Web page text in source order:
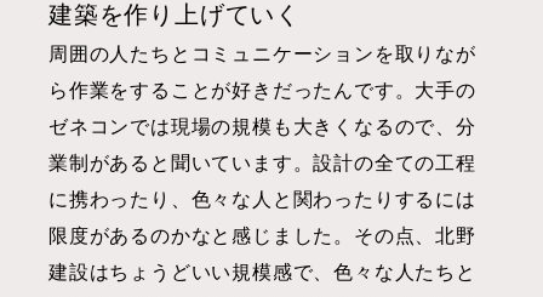
建築を作り上げていく
周囲の人たちとコミュニケーションを取りなが
ら作業をすることが好きだったんです。大手の
ゼネコンでは現場の規模も大きくなるので、分
業制があると聞いています。設計の全ての工程
に携わったり、色々な人と関わったりするには
限度があるのかなと感じました。その点、北野
建設はちょうどいい規模感で、色々な人たちと